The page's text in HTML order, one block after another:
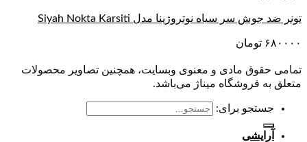
تونر ضد جوش سر سیاه نوتروژینا مدل Siyah Nokta Karsiti
۶۸۰۰۰۰ تومان
تمامی حقوق مادی و معنوی وبسایت، همچنین تصاویر محصولات
متعلق به فروشگاه میناژ می‌باشد.
جستجو برای:
آرایشی